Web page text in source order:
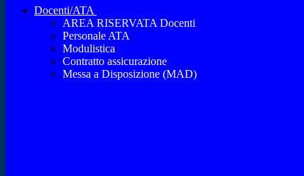
Docenti/ATA
AREA RISERVATA Docenti
Personale ATA
Modulistica
Contratto assicurazione
Messa a Disposizione (MAD)